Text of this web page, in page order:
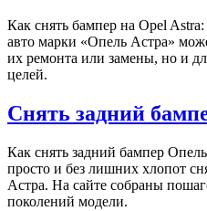
Как снять бампер на Opel
авто марки «Опель Астра»
их ремонта или замены, но и
целей.
Снять задний
Как снять задний бампер
просто и без лишних хлопот
Астра. На сайте собраны
поколений модели.